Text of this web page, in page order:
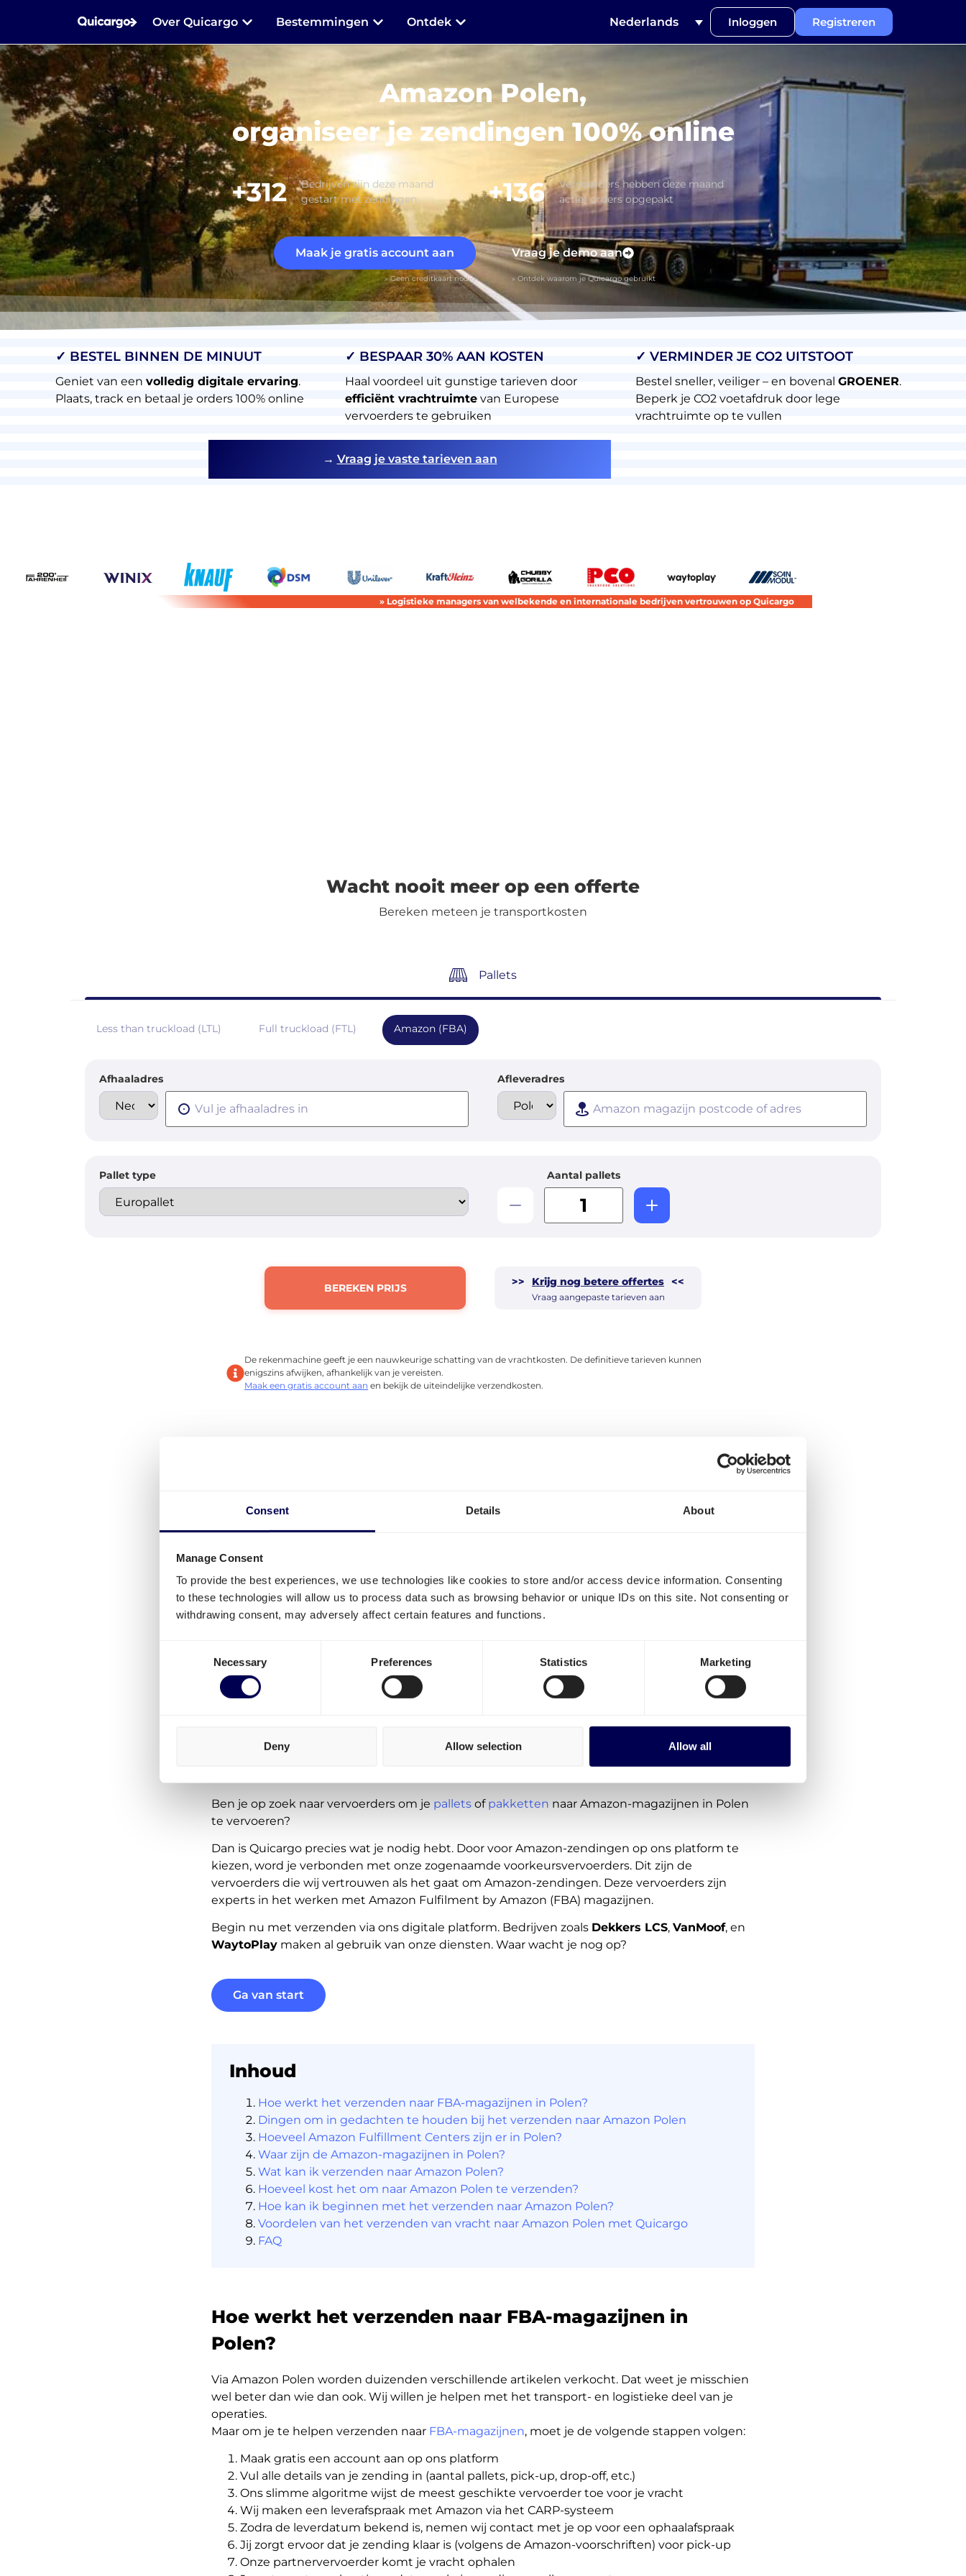
Consent Details About
Manage Consent
To provide the best experiences, we use technologies like cookies to store and/or access device information. Consenting
to these technologies will allow us to process data such as browsing behavior or unique IDs on this site. Not consenting or
withdrawing consent, may adversely affect certain features and functions.
Necessary Preferences Statistics Marketing
Deny Allow selection Allow all
Over Quicargo Bestemmingen Ontdek Nederlands Inloggen Registreren
Amazon Polen,
organiseer je zendingen 100% online
+312
Bedrijven zijn deze maand
gestart met zendingen
+136
Vervoerders hebben deze maand
actief orders opgepakt
Maak je gratis account aan
» Geen creditkaart nodig
Vraag je demo aan
» Ontdek waarom je Quicargo gebruikt
✓ BESTEL BINNEN DE MINUUT
Geniet van eenvolledig digitale ervaring.
Plaats, track en betaal je orders 100% online
✓ BESPAAR 30% AAN KOSTEN
Haal voordeel uit gunstige tarieven door
efficiënt vrachtruimte van Europese
vervoerders te gebruiken
✓ VERMINDER JE CO2 UITSTOOT
Bestel sneller, veiliger – en bovenal GROENER.
Beperk je CO2 voetafdruk door lege
vrachtruimte op te vullen
→ Vraag je vaste tarieven aan
» Logistieke managers van welbekende en internationale bedrijven vertrouwen op Quicargo
Wacht nooit meer op een offerte
Bereken meteen je transportkosten
Pallets
Less than truckload (LTL) Full truckload (FTL) Amazon (FBA)
Afhaaladres Afleveradres
Pallet type Aantal pallets
BEREKEN PRIJS >> Krijg nog betere offertes <<
Vraag aangepaste tarieven aan
De rekenmachine geeft je een nauwkeurige schatting van de vrachtkosten. De definitieve tarieven kunnen
enigszins afwijken, afhankelijk van je vereisten.
Maak een gratis account aan en bekijk de uiteindelijke verzendkosten.
Ben je op zoek naar vervoerders om je palletsof pakketten naar Amazon-magazijnen in Polen
te vervoeren?
Dan is Quicargo precies wat je nodig hebt. Door voor Amazon-zendingen op ons platform te
kiezen, word je verbonden met onze zogenaamde voorkeursvervoerders. Dit zijn de
vervoerders die wij vertrouwen als het gaat om Amazon-zendingen. Deze vervoerders zijn
experts in het werken met Amazon Fulfilment by Amazon (FBA) magazijnen.
Begin nu met verzenden via ons digitale platform. Bedrijven zoals Dekkers LCS, VanMoof, en
WaytoPlaymaken al gebruik van onze diensten. Waar wacht je nog op?
Ga van start
Inhoud
Hoe werkt het verzenden naar FBA-magazijnen in Polen?
Dingen om in gedachten te houden bij het verzenden naar Amazon Polen
Hoeveel Amazon Fulfillment Centers zijn er in Polen?
Waar zijn de Amazon-magazijnen in Polen?​
Wat kan ik verzenden naar Amazon Polen?​
Hoeveel kost het om naar Amazon Polen te verzenden?
Hoe kan ik beginnen met het verzenden naar Amazon Polen?
Voordelen van het verzenden van vracht naar Amazon Polen met Quicargo
FAQ
Hoe werkt het verzenden naar FBA-magazijnen in
Polen?
Via Amazon Polen worden duizenden verschillende artikelen verkocht. Dat weet je misschien
wel beter dan wie dan ook. Wij willen je helpen met het transport- en logistieke deel van je
operaties.
Maar om je te helpen verzenden naar FBA-magazijnen, moet je de volgende stappen volgen:
Maak gratis een account aan op ons platform
Vul alle details van je zending in (aantal pallets, pick-up, drop-off, etc.)
Ons slimme algoritme wijst de meest geschikte vervoerder toe voor je vracht
Wij maken een leverafspraak met Amazon via het CARP-systeem
Zodra de leverdatum bekend is, nemen wij contact met je op voor een ophaalafspraak
Jij zorgt ervoor dat je zending klaar is (volgens de Amazon-voorschriften) voor pick-up
Onze partnervervoerder komt je vracht ophalen